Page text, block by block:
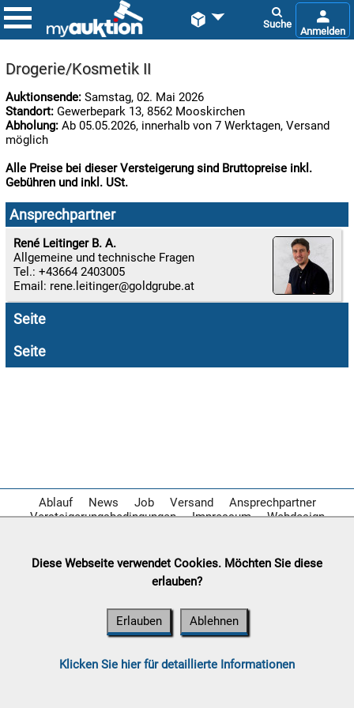
 
07.08:

07.08:
07.08:
Drogerie/Kosmetik II
Auktionsende: Samstag, 02. Mai 2026
Standort: Gewerbepark 13, 8562 Mooskirchen
Abholung: Ab 05.05.2026, innerhalb von 7 Werktagen, Versand
möglich
Alle Preise bei dieser Versteigerung sind Bruttopreise inkl.
Gebühren und inkl. USt.
Ansprechpartner
René Leitinger B. A.
Allgemeine und technische Fragen
Tel.: +43664 2403005
Email: rene.leitinger
Seite
Seite
Ablauf News Job Versand
Ansprechpartner
Versteigerungsbedingungen
Impressum Webdesign
Diese Webseite verwendet Cookies. Möchten Sie diese
erlauben?
Erlauben Ablehnen
Klicken Sie hier für detaillierte Informationen